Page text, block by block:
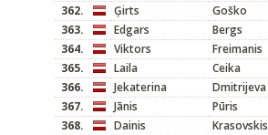
362.
Ģirts
Goško
363.
Edgars Bergs
364.
Viktors
Freimanis
365.
Laila
Ceika
366.
Jekaterina Dmitrijeva
367.
Jānis
Pūris
368.
Dainis Krasovskis